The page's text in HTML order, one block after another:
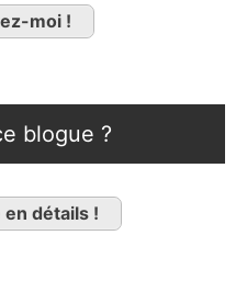
moi !
blogue ?
en détails !